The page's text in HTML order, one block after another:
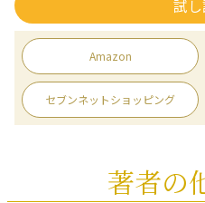
試
Amazon
セブンネットショッピング
著者の